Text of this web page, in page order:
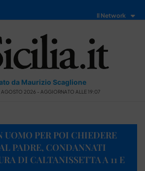
Il Network
da Maurizio Scaglione
AGOSTO 2026 - AGGIORNATO ALLE 19:07
UOMO PER POI CHIEDERE
PADRE, CONDANNATI
DI CALTANISSETTA A 11 E